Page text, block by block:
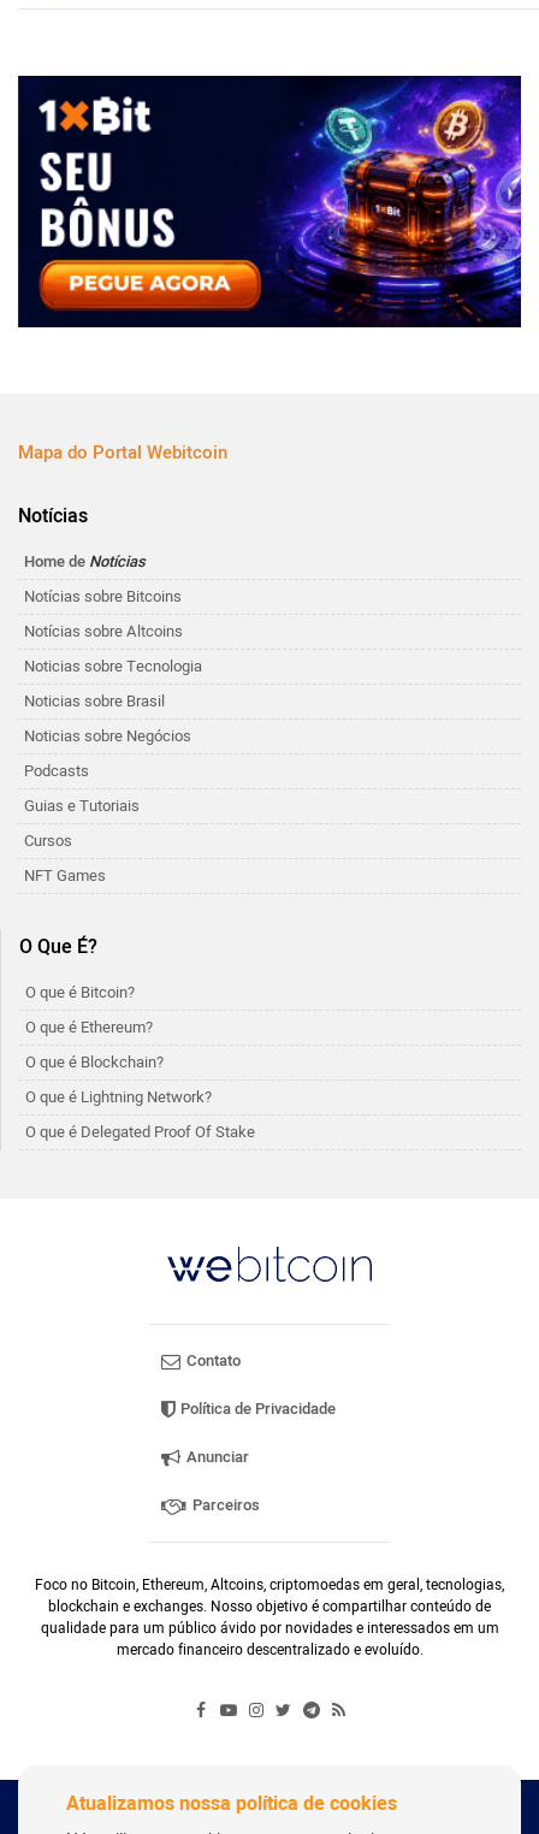
Mapa do Portal Webitcoin
Notícias
Home de Notícias
Notícias sobre Bitcoins
Notícias sobre Altcoins
Noticias sobre Tecnologia
Noticias sobre Brasil
Noticias sobre Negócios
Podcasts
Guias e Tutoriais
Cursos
NFT Games
O Que É?
O que é Bitcoin?
O que é Ethereum?
O que é Blockchain?
O que é Lightning Network?
O que é Delegated Proof Of Stake
Contato
Política de Privacidade
Anunciar
Parceiros
Foco no Bitcoin, Ethereum, Altcoins, criptomoedas em geral, tecnologias,
blockchain e exchanges. Nosso objetivo é compartilhar conteúdo de
qualidade para um público ávido por novidades e interessados em um
mercado financeiro descentralizado e evoluído.
Copyright Webitcoin 2018 - Todos os Direitos Reservados
Atualizamos nossa política de cookies